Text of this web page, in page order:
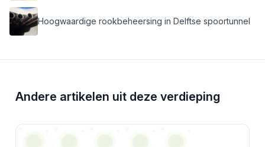
Hoogwaardige rookbeheersing in Delftse spoortunnel
Andere artikelen uit deze verdieping